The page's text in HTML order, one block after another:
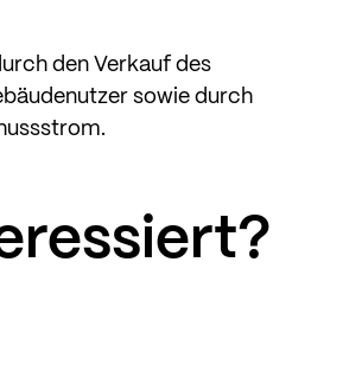
den Verkauf des
sowie durch